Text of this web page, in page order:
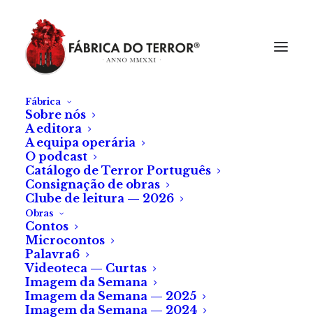
Fábrica
Sobre nós
A editora
A equipa operária
O podcast
Catálogo de Terror Português
Consignação de obras
Clube de leitura — 2026
Obras
Contos
Microcontos
Palavra6
Videoteca — Curtas
Imagem da Semana
Imagem da Semana — 2025
Imagem da Semana — 2024
Ouro sobre Azul
de Joana Bastardo